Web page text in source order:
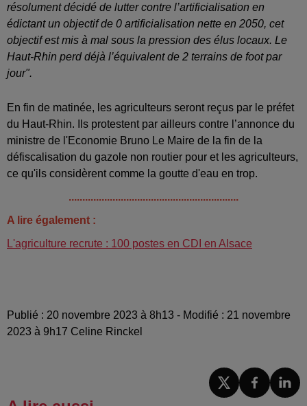
résolument décidé de lutter contre l’artificialisation en
édictant un objectif de 0 artificialisation nette en 2050, cet
objectif est mis à mal sous la pression des élus locaux. Le
Haut-Rhin perd déjà l’équivalent de 2 terrains de foot par
jour".
En fin de matinée, les agriculteurs seront reçus par le préfet
du Haut-Rhin. Ils protestent par ailleurs contre l’annonce du
ministre de l'Economie Bruno Le Maire de la fin de la
défiscalisation du gazole non routier pour et les agriculteurs,
ce qu'ils considèrent comme la goutte d'eau en trop.
..............................................................
A lire également :
L'agriculture recrute : 100 postes en CDI en Alsace
Publié : 20 novembre 2023 à 8h13 - Modifié : 21 novembre
2023 à 9h17 Celine Rinckel